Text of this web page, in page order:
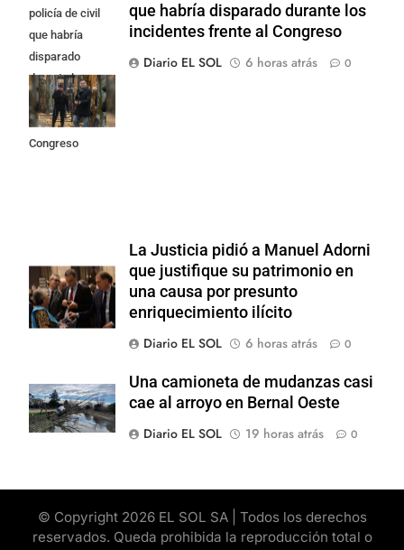
policía de civil
que habría
disparado
durante los
incidentes
frente al
Congreso
que habría disparado durante los
incidentes frente al Congreso
Diario EL SOL
6 horas atrás 0
La Justicia pidió a Manuel Adorni
que justifique su patrimonio en
una causa por presunto
enriquecimiento ilícito
Diario EL SOL
6 horas atrás 0
Una camioneta de mudanzas casi
cae al arroyo en Bernal Oeste
Diario EL SOL
19 horas atrás 0
© Copyright 2026 EL SOL SA | Todos los derechos
reservados. Queda prohibida la reproducción total o